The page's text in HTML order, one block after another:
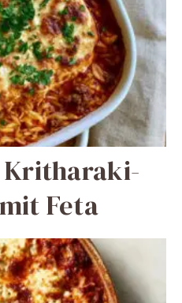
Kritharaki-
Feta